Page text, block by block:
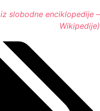
slobodne enciklopedije –
Wikipedije)